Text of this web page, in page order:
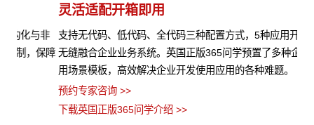
灵活适配开箱即用
支持无代码、低代码、全代码三种配置方式，5种应用开发模式，
无缝融合企业业务系统。英国正版365问学预置了多种企业级应
用场景模板，高效解决企业开发使用应用的各种难题。
预约专家咨询 >>
下载英国正版365问学介绍 >>